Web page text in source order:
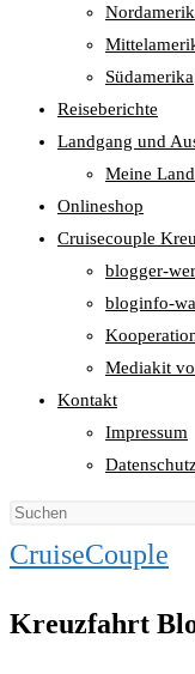
Südamerika
Reiseberichte
Landgang und
Meine
Onlineshop
Cruisecouple
blogger-
bloginfo-
Mediakit
Kontakt
Impressum
CruiseCouple
Kreuzfahrt